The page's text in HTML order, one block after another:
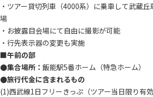
・ツアー貸切列車（4000系）に乗車して武蔵
場
・お披露目会場にて自由に撮影が可能
・行先表示器の変更も実施
■午前の部
●集合場所： 飯能駅5番ホーム（特急ホーム）
●旅行代金に含まれるもの
(1)西武線1日フリーきっぷ（ツアー当日限り有効